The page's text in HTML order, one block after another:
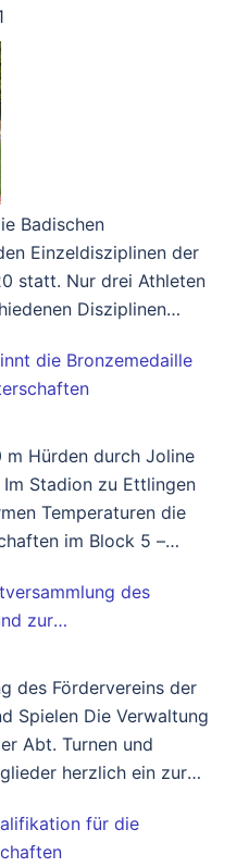
Athleten nach Titel
Pares Grosjean und
…
Badischen
Einzeldisziplinen der
statt. Nur drei Athleten
Disziplinen
was
Ian Ochs Klasse
der 5. der
in Wattenscheid,
…
die Bronzemedaille
m Hürden durch Joline
Stadion zu Ettlingen
Temperaturen die
im Block 5 –
des SV
jedoch konnten drei
antreten. Unter ihnen
letztjährige Bad. Meister
des
zur
TuS 2026
des Fördervereins der
Spielen Die Verwaltung
Abt. Turnen und
herzlich ein zur
Schlägle“. Agenda:
Kassenbericht
für die